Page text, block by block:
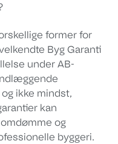
former for
Byg Garanti
under AB-
ikke mindst,
kan
og
byggeri.